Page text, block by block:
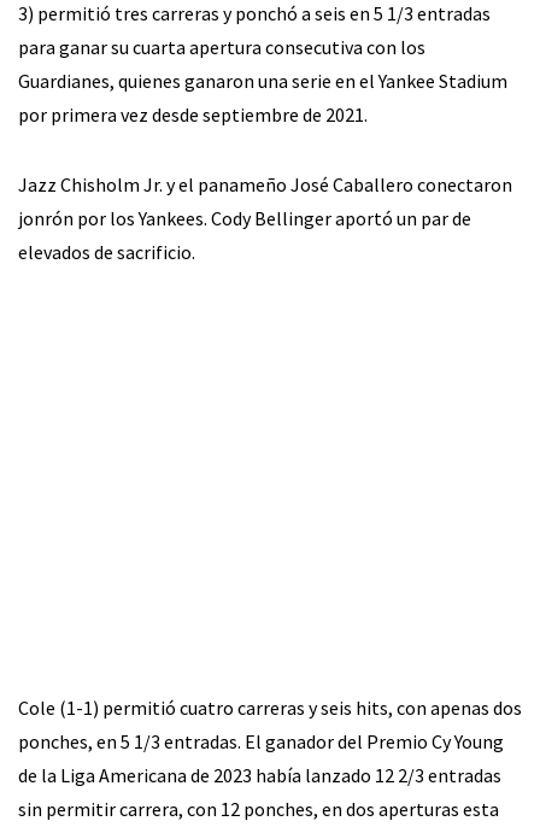
3) permitió tres carreras y ponchó a seis en 5 1/3 entradas
para ganar su cuarta apertura consecutiva con los
Guardianes, quienes ganaron una serie en el Yankee Stadium
por primera vez desde septiembre de 2021.
Jazz Chisholm Jr. y el panameño José Caballero conectaron
jonrón por los Yankees. Cody Bellinger aportó un par de
elevados de sacrificio.
Cole (1-1) permitió cuatro carreras y seis hits, con apenas dos
ponches, en 5 1/3 entradas. El ganador del Premio Cy Young
de la Liga Americana de 2023 había lanzado 12 2/3 entradas
sin permitir carrera, con 12 ponches, en dos aperturas esta